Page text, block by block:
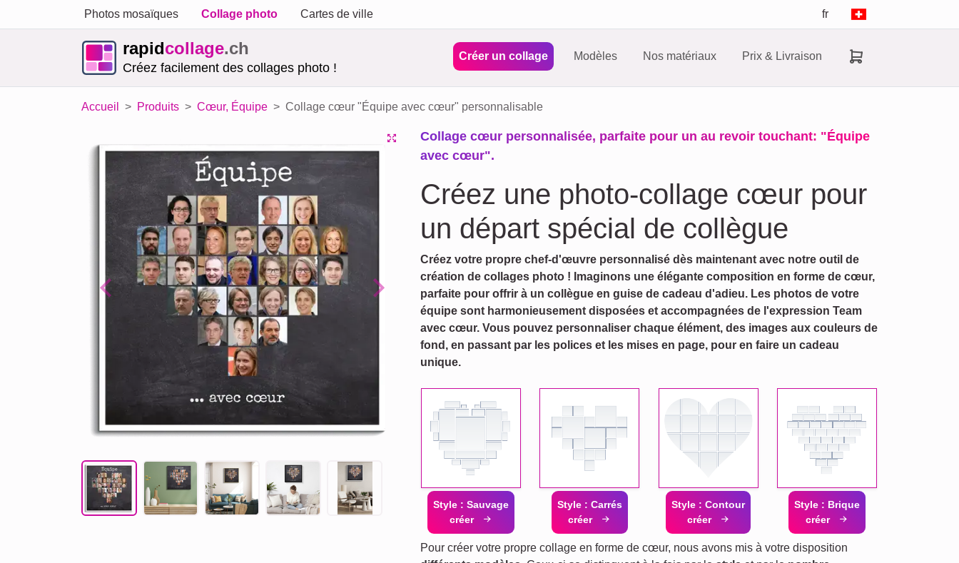
Photos mosaïques Collage photo Cartes de ville fr
rapidcollage.ch
Créez facilement des collages photo !
Créer un collage Modèles Nos matériaux Prix & Livraison
Accueil Produits Cœur, Équipe Collage cœur "Équipe avec cœur" personnalisable
Previous Next
Collage cœur personnalisée, parfaite pour un au revoir touchant: "Équipe
avec cœur".
Créez une photo-collage cœur pour
un départ spécial de collègue
Créez votre propre chef-d'œuvre personnalisé dès maintenant avec notre outil de
création de collages photo ! Imaginons une élégante composition en forme de cœur,
parfaite pour offrir à un collègue en guise de cadeau d'adieu. Les photos de votre
équipe sont harmonieusement disposées et accompagnées de l'expression Team
avec cœur. Vous pouvez personnaliser chaque élément, des images aux couleurs de
fond, en passant par les polices et les mises en page, pour en faire un cadeau
unique.
Style : Sauvage
créer
Style : Carrés
créer
Style : Contour
créer
Style : Brique
créer
Pour créer votre propre collage en forme de cœur, nous avons mis à votre disposition